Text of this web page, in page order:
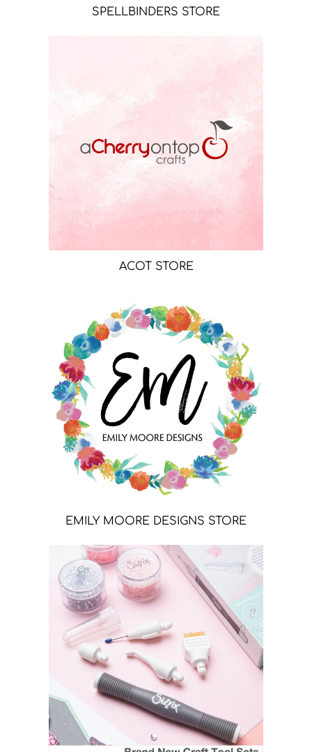
SPELLBINDERS STORE
ACOT STORE
EMILY MOORE DESIGNS STORE